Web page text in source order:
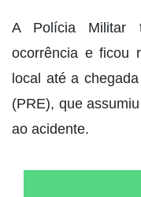
A Polícia Militar
ocorrência e ficou
local até a
(PRE), que
ao acidente.